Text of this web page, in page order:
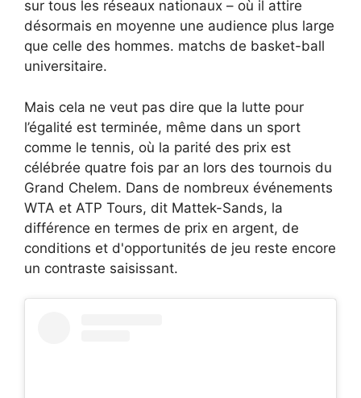
sur tous les réseaux nationaux – où il attire
désormais en moyenne une audience plus large
que celle des hommes. matchs de basket-ball
universitaire.
Mais cela ne veut pas dire que la lutte pour
l’égalité est terminée, même dans un sport
comme le tennis, où la parité des prix est
célébrée quatre fois par an lors des tournois du
Grand Chelem. Dans de nombreux événements
WTA et ATP Tours, dit Mattek-Sands, la
différence en termes de prix en argent, de
conditions et d'opportunités de jeu reste encore
un contraste saisissant.